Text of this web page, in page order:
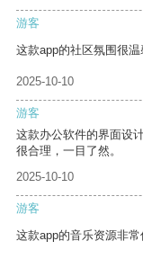
游客
这款app的社区氛围很温
2025-10-10
游客
这款办公软件的界面设
很合理，一目了然。
2025-10-10
游客
这款app的音乐资源非常